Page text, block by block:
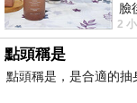
蒂頭失手挖太多
挖好蒂頭擦乾
臉
我
2
點頭稱是
點頭稱是，是合適的抽